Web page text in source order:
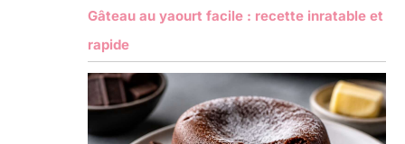
Gâteau au yaourt facile : recette inratable et
rapide